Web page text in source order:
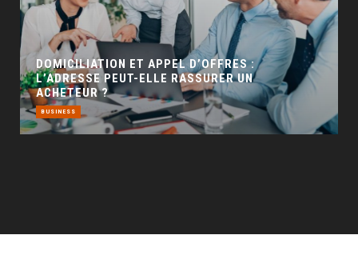
GÉO SEO : UN LEVIER INCONTOURNABLE POUR
LA VISIBILITÉ LOCALE
BUSINESS